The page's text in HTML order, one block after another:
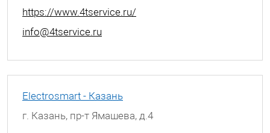
https://www.4tservice.ru/
info@4tservice.ru
Electrosmart - Казань
г. Казань, пр-т Ямашева, д.4